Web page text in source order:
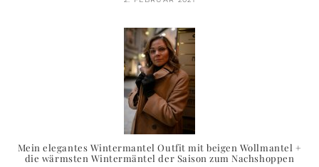
Mein elegantes Wintermantel Outfit mit beigen Wollmantel +
die wärmsten Wintermäntel der Saison zum Nachshoppen